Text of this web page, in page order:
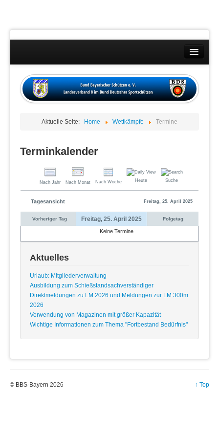
Wettkämpfe
Datenschutzübersicht
Aktuelle Seite: Home Wettkämpfe Termine
Terminkalender
Nach Jahr Nach Monat Nach Woche Heute Suche
Tagesansicht Freitag, 25. April 2025
Vorheriger Tag Freitag, 25. April 2025 Folgetag
Keine Termine
Aktuelles
Urlaub: Mitgliederverwaltung
Ausbildung zum Schießstandsachverständiger
Direktmeldungen zu LM 2026 und Meldungen zur LM 300m
2026
Verwendung von Magazinen mit größer Kapazität
Wichtige Informationen zum Thema "Fortbestand Bedürfnis"
↑ Top
© BBS-Bayern 2026